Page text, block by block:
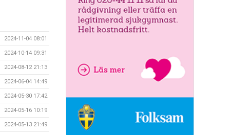
2024-11-04 08:01
2024-10-14 09:31
2024-08-12 21:13
2024-06-04 14:49
2024-05-30 17:42
2024-05-16 10:19
2024-05-13 21:49